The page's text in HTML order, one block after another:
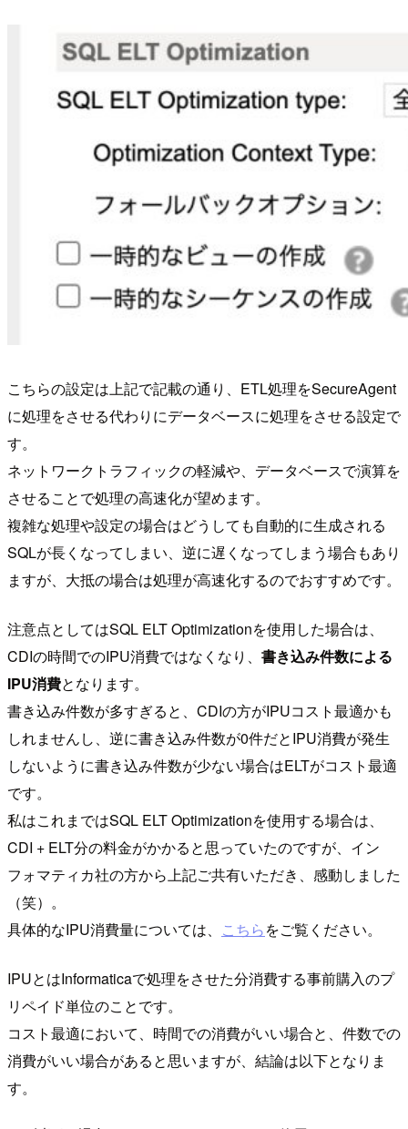
こちらの設定は上記で記載の通り、ETL処理をSecureAgent
に処理をさせる代わりにデータベースに処理をさせる設定で
す。
ネットワークトラフィックの軽減や、データベースで演算を
させることで処理の高速化が望めます。
複雑な処理や設定の場合はどうしても自動的に生成される
SQLが長くなってしまい、逆に遅くなってしまう場合もあり
ますが、大抵の場合は処理が高速化するのでおすすめです。
注意点としてはSQL ELT Optimizationを使用した場合は、
CDIの時間でのIPU消費ではなくなり、 書き込み件数による
IPU消費となります。
書き込み件数が多すぎると、CDIの方がIPUコスト最適かも
しれませんし、逆に書き込み件数が0件だとIPU消費が発生
しないように書き込み件数が少ない場合はELTがコスト最適
です。
私はこれまではSQL ELT Optimizationを使用する場合は、
CDI + ELT分の料金がかかると思っていたのですが、イン
フォマティカ社の方から上記ご共有いただき、感動しました
（笑）。
具体的なIPU消費量については、 こちらをご覧ください。
IPUとはInformaticaで処理をさせた分消費する事前購入のプ
リペイド単位のことです。
コスト最適において、時間での消費がいい場合と、件数での
消費がいい場合があると思いますが、結論は以下となりま
す。